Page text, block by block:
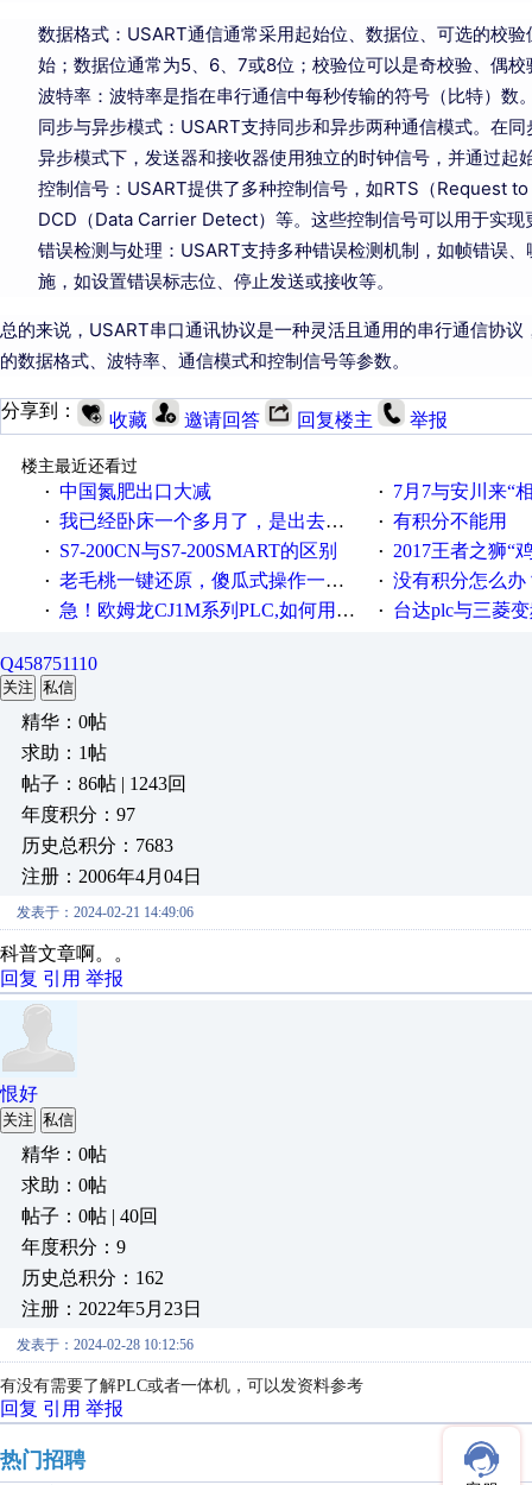
数据格式：USART通信通常采用起始位、数据位、可选的校
始；数据位通常为5、6、7或8位；校验位可以是奇校验、偶
波特率：波特率是指在串行通信中每秒传输的符号（比特）
同步与异步模式：USART支持同步和异步两种通信模式。在
异步模式下，发送器和接收器使用独立的时钟信号，并通过起
控制信号：USART提供了多种控制信号，如RTS（Request
DCD（Data Carrier Detect）等。这些控制信号可以用于实
错误检测与处理：USART支持多种错误检测机制，如帧错误
施，如设置错误标志位、停止发送或接收等。
总的来说，USART串口通讯协议是一种灵活且通用的串行通信协
的数据格式、波特率、通信模式和控制信号等参数。
分享到： 收藏 邀请回答 回复楼主 举报
楼主最近还看过
· 中国氮肥出口大减 · 7月7与安川来“
· 我已经卧床一个多月了，是出去安装机械手在高速遭遇车祸所致:大家工作都要特别注意啊 · 有积分不能用
· S7-200CN与S7-200SMART的区别 · 2017王者之狮“鸡”情签到
· 老毛桃一键还原，傻瓜式操作一键轻松备份还原；程序为向导式安装，一键即可实现自动备份或还原系统。 · 没有积分怎么办
· 急！欧姆龙CJ1M系列PLC,如何用时间控制变频器。要求时间在组态王中可以自由输入！拜托各位大神了！ · 台达plc与三菱
Q458751110
关注 私信
精华：0帖
求助：1帖
帖子：86帖 | 1243回
年度积分：97
历史总积分：7683
注册：2006年4月04日
发表于：2024-02-21 14:49:06
科普文章啊。。
回复 引用 举报
恨好
关注 私信
精华：0帖
求助：0帖
帖子：0帖 | 40回
年度积分：9
历史总积分：162
注册：2022年5月23日
发表于：2024-02-28 10:12:56
有没有需要了解PLC或者一体机，可以发资料参考
回复 引用 举报
热门招聘